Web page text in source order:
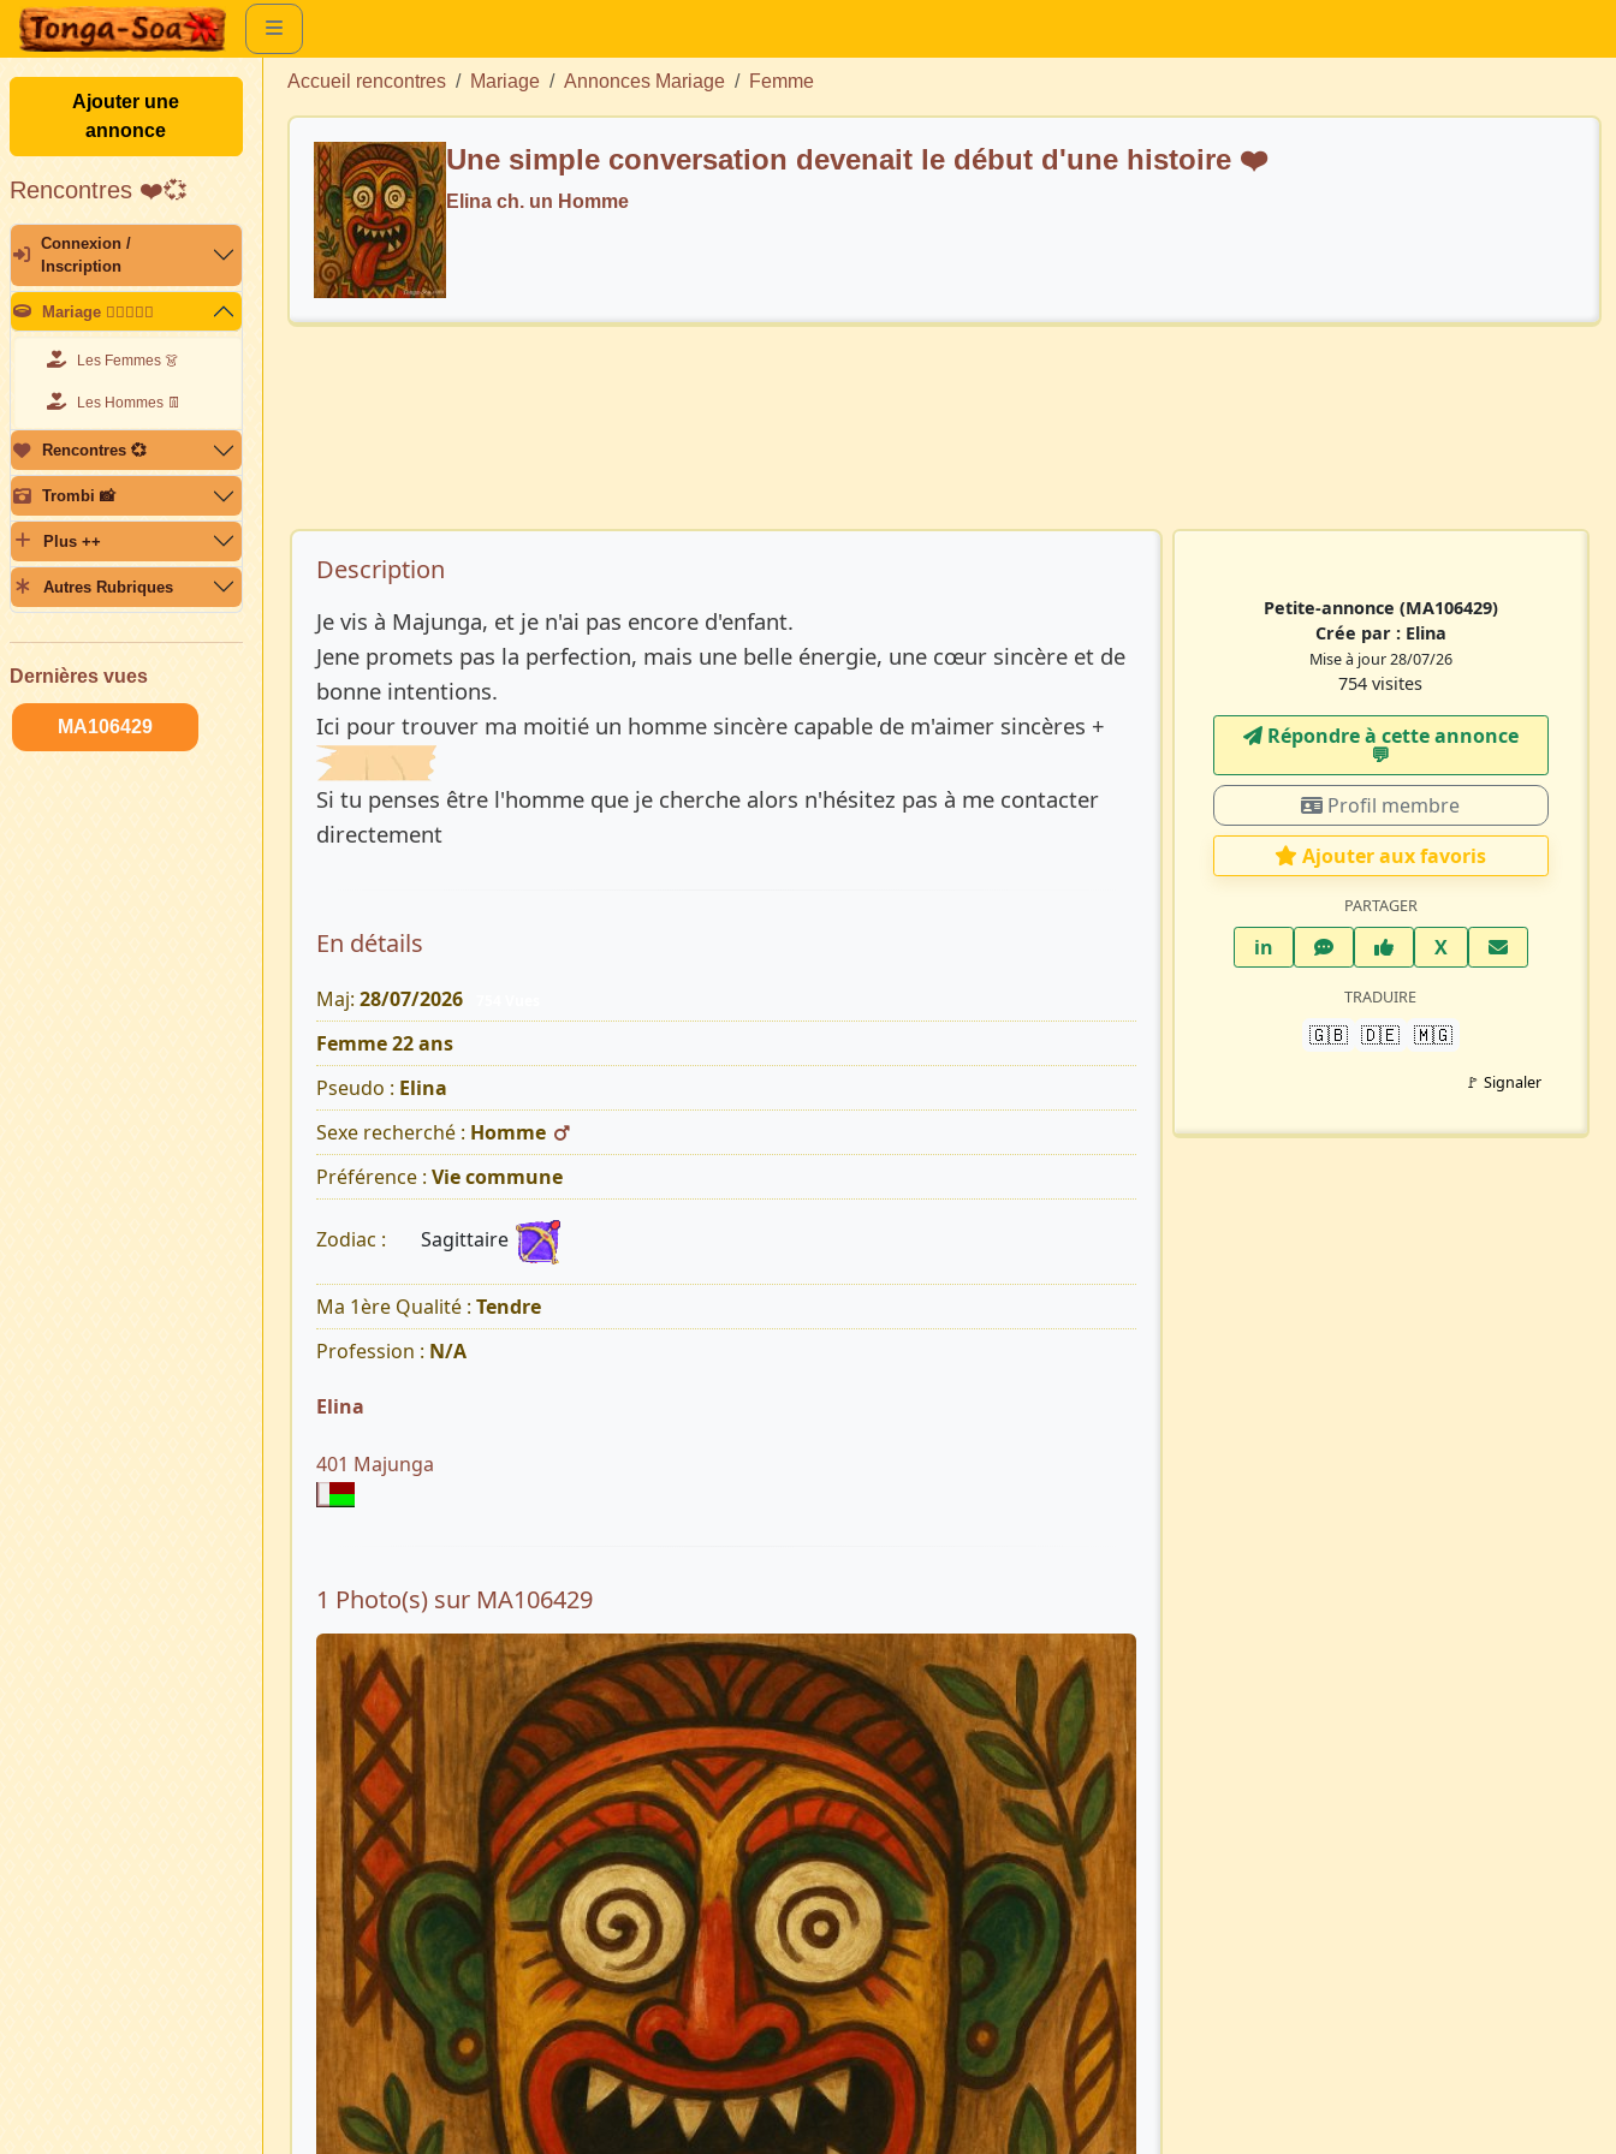
Ajouter une
annonce
Rencontres ❤️💞
Connexion /
Inscription
Mariage 👩🏽‍❤️‍👨🏽
Les Femmes 👗
Les Hommes 👖
Rencontres 💞
Trombi 📸
Plus ++
Autres Rubriques
Dernières vues
MA106429
Accueil rencontres Mariage Annonces Mariage Femme
Une simple conversation devenait le début d'une histoire ❤️
Elina ch. un Homme
Description de l’annonce
Description
Je vis à Majunga, et je n'ai pas encore d'enfant.
Jene promets pas la perfection, mais une belle énergie, une cœur sincère et de
bonne intentions.
Ici pour trouver ma moitié un homme sincère capable de m'aimer sincères +
Si tu penses être l'homme que je cherche alors n'hésitez pas à me contacter
directement
En détails
Maj: 28/07/2026
Femme 22 ans
Pseudo : Elina
Sexe recherché : Homme
Préférence : Vie commune
Zodiac : Sagittaire
Ma 1ère Qualité : Tendre
Profession : N/A
Elina
401 Majunga
1 Photo(s) sur MA106429
Petite-annonce (MA106429)
Crée par : Elina
Mise à jour 28/07/26
754 visites
Répondre à cette annonce
💬​
Profil membre
Ajouter aux favoris
PARTAGER
inLinkedInWhatsAppFacebook
XTwitter X
TRADUIRE
🇬🇧 🇩🇪 🇲🇬
🚩 Signaler